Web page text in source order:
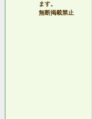
ます。
無断掲載禁止